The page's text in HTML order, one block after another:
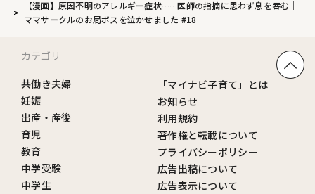
【漫画】原因不明のアレルギー症状……医師の指摘に思わず息を吞む｜
ママサークルのお局ボスを泣かせました #18
カテゴリ
共働き夫婦
妊娠
出産・産後
育児
教育
中学受験
中学生
「マイナビ子育て」とは
お知らせ
利用規約
著作権と転載について
プライバシーポリシー
広告出稿について
広告表示について